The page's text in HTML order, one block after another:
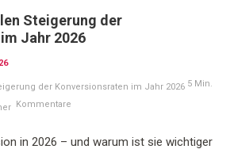
Steigerung der
Jahr 2026
5 Min.
Kommentare
in 2026 – und warum ist sie wichtiger